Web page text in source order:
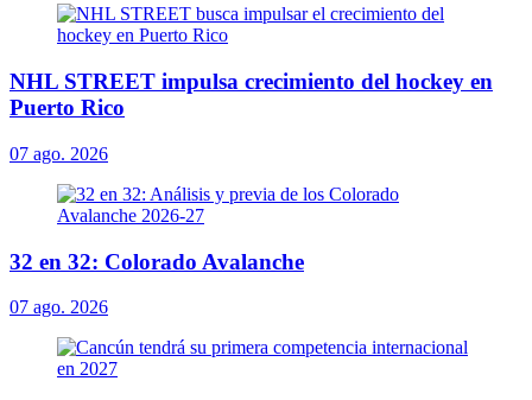
NHL STREET impulsa crecimiento del hockey en
Puerto Rico
07 ago. 2026
32 en 32: Colorado Avalanche
07 ago. 2026